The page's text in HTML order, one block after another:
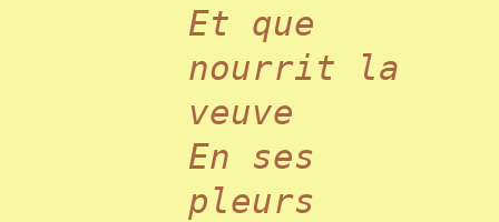
Et que
nourrit la
veuve
En ses
pleurs